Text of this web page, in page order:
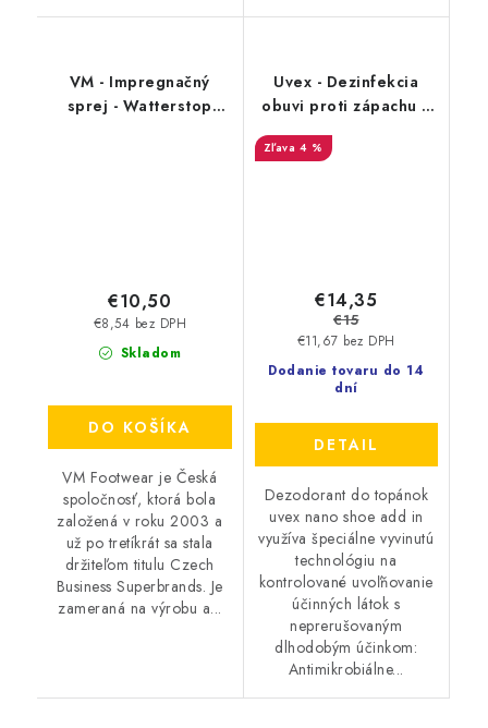
VM - Impregnačný
sprej - Watterstop
Skladom
€8,54 bez DPH
€10,50
DO KOŠÍKA
VM Footwear je Česká
spoločnosť, ktorá bola
založená v roku 2003 a
už po tretíkrát sa stala
držiteľom titulu Czech
Business Superbrands. Je
zameraná na výrobu a...
Uvex - Dezinfekcia
obuvi proti zápachu a
9698/3
4 %
Dodanie tovaru do 14
dní
€11,67 bez DPH
€14,35
€15
DETAIL
Dezodorant do topánok
uvex nano shoe add in
využíva špeciálne vyvinutú
technológiu na
kontrolované uvoľňovanie
účinných látok s
neprerušovaným
dlhodobým účinkom:
Antimikrobiálne...